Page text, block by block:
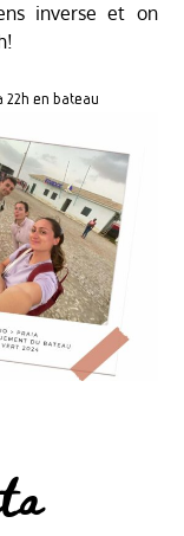
inverse et on
22h en bateau